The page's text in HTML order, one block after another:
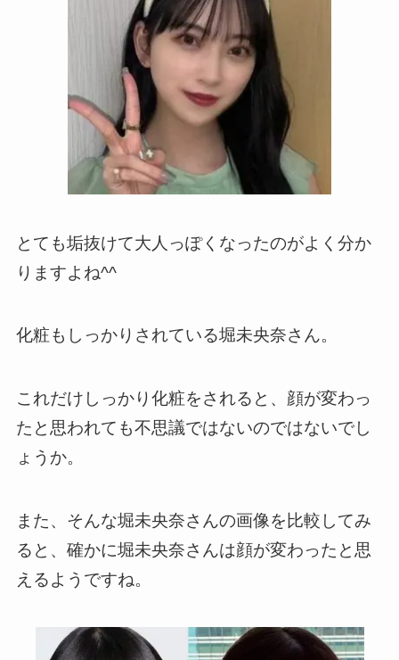
とても垢抜けて大人っぽくなったのがよく分か
りますよね^^
化粧もしっかりされている堀未央奈さん。
これだけしっかり化粧をされると、顔が変わっ
たと思われても不思議ではないのではないでし
ょうか。
また、そんな堀未央奈さんの画像を比較してみ
ると、確かに堀未央奈さんは顔が変わったと思
えるようですね。